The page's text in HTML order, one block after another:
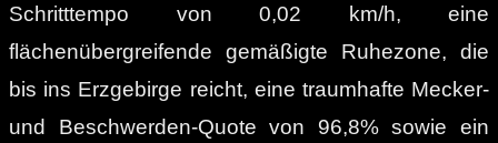
Schritttempo von 0,02 km/h, eine
flächenübergreifende gemäßigte Ruhezone, die
bis ins Erzgebirge reicht, eine traumhafte Mecker-
und Beschwerden-Quote von 96,8% sowie ein